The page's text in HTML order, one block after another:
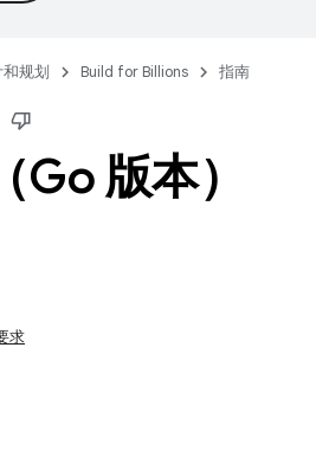
规划 Build for Billions 指南
版本）
求